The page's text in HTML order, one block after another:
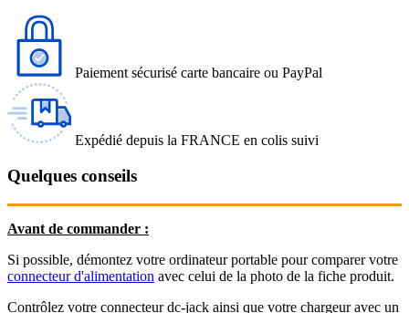
Paiement sécurisé carte bancaire ou PayPal
Expédié depuis la FRANCE en colis suivi
Quelques conseils
Avant de commander :
Si possible, démontez votre ordinateur portable pour comparer votre
connecteur d'alimentation avec celui de la photo de la fiche produit.
Contrôlez votre connecteur dc-jack ainsi que votre chargeur avec un